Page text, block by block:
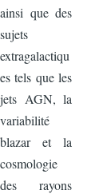
ainsi que des
sujets
extragalactiqu
es tels que les
jets AGN, la
variabilité
blazar et la
cosmologie
des rayons